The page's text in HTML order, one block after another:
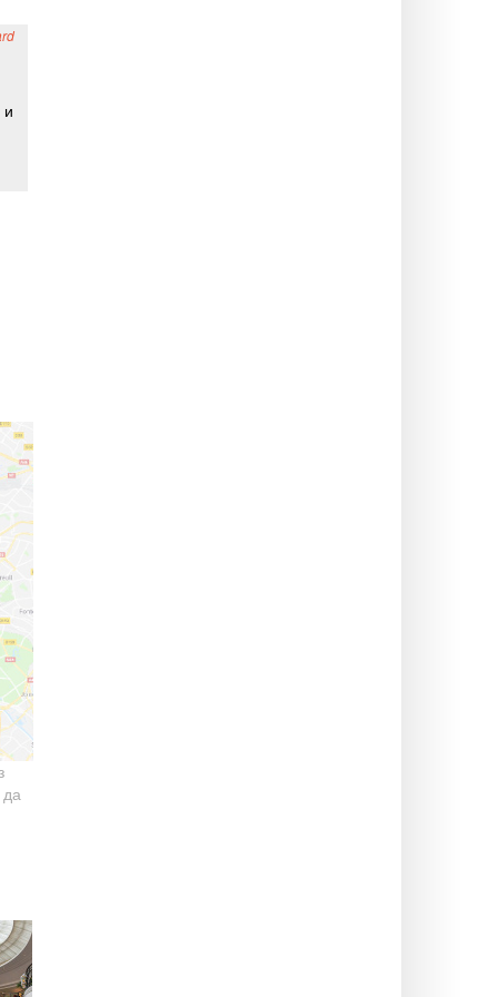
да